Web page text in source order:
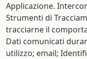
Applicazione.
Strumenti di
tracciarne il
Dati comunicati
utilizzo; email;